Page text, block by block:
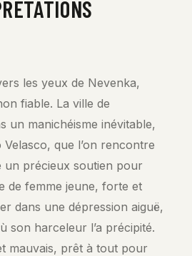
les yeux de Nevenka,
fiable. La ville de
un manichéisme inévitable,
que l’on rencontre
un précieux soutien pour
de femme jeune, forte et
dans une dépression aiguë,
son harceleur l’a précipité.
mauvais, prêt à tout pour